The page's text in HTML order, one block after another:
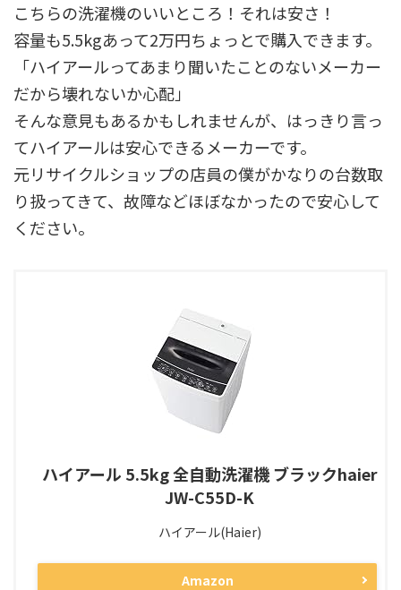
こちらの洗濯機のいいところ！それは安さ！
容量も5.5kgあって2万円ちょっとで購入できます。
「ハイアールってあまり聞いたことのないメーカー
だから壊れないか心配」
そんな意見もあるかもしれませんが、はっきり言っ
てハイアールは安心できるメーカーです。
元リサイクルショップの店員の僕がかなりの台数取
り扱ってきて、故障などほぼなかったので安心して
ください。
ハイアール 5.5kg 全自動洗濯機 ブラックhaier
JW-C55D-K
ハイアール(Haier)
Amazon